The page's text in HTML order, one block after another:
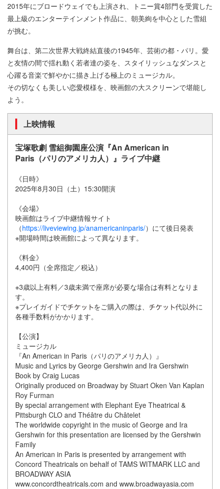
2015年にブロードウェイでも上演され、トニー賞4部門を受賞した
最上級のエンターテインメント作品に、朝美絢を中心とした雪組
が挑む。
舞台は、第二次世界大戦終結直後の1945年、芸術の都・パリ。愛
と友情の間で揺れ動く若者達の姿を、スタイリッシュなダンスと
心躍る音楽で鮮やかに描き上げる極上のミュージカル。
その切なくも美しい恋愛模様を、映画館の大スクリーンで堪能し
よう。
上映情報
宝塚歌劇 雪組御園座公演『An American in
Paris（パリのアメリカ人）』ライブ中継
《日時》
2025年8月30日（土）15:30開演
《会場》
映画館はライブ中継情報サイト
（https://liveviewing.jp/anamericaninparis/）にて後日発表
※開場時間は映画館によって異なります。
《料金》
4,400円（全席指定／税込）
※3歳以上有料／3歳未満で座席が必要な場合は有料となりま
す。
※プレイガイドで
をご購入の際は、
代以外に
各種手数料がかかります。
【公演】
ミュージカル
『An American in Paris（パリのアメリカ人）』
Music and Lyrics by George Gershwin and Ira Gershwin
Book by Craig Lucas
Originally produced on Broadway by Stuart Oken Van Kaplan
Roy Furman
By special arrangement with Elephant Eye Theatrical &
Pittsburgh CLO and Théâtre du Châtelet
The worldwide copyright in the music of George and Ira
Gershwin for this presentation are licensed by the Gershwin
Family
An American in Paris is presented by arrangement with
Concord Theatricals on behalf of TAMS WITMARK LLC and
BROADWAY ASIA
www.concordtheatricals.com and www.broadwayasia.com